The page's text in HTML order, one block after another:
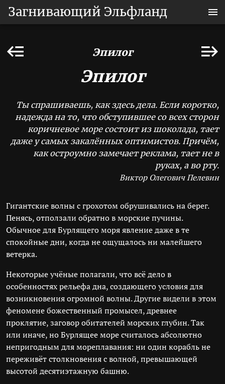
Загнивающий Эльфланд
Эпилог
Эпилог
Ты спрашиваешь, как здесь дела. Если коротко,
надежда на то, что обступившее со всех сторон
коричневое море состоит из шоколада, тает
даже у самых закалённых оптимистов. Причём,
как остроумно замечает реклама, тает не в
руках, а во рту.
Виктор Олегович Пелевин
Гигантские волны с грохотом обрушивались на берег.
Пенясь, отползали обратно в морские пучины.
Обычное для Бурлящего моря явление даже в те
спокойные дни, когда не ощущалось ни малейшего
ветерка.
Некоторые учёные полагали, что всё дело в
особенностях рельефа дна, создающего условия для
возникновения огромной волны. Другие видели в этом
феномене божественный промысел, древнее
проклятие, заговор обитателей морских глубин. Так
или иначе, но Бурлящее море считалось абсолютно
непригодным для мореплавания: ни один корабль не
переживёт столкновения с волной, превышающей
высотой десятиэтажную башню.